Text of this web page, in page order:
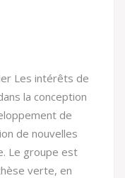
Les intérêts de
la conception
de
de nouvelles
Le groupe est
verte, en